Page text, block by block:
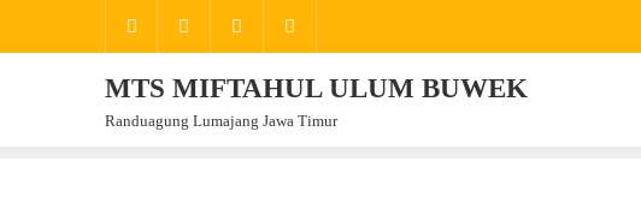
MTS MIFTAHUL ULUM BUWEK
Randuagung Lumajang Jawa Timur